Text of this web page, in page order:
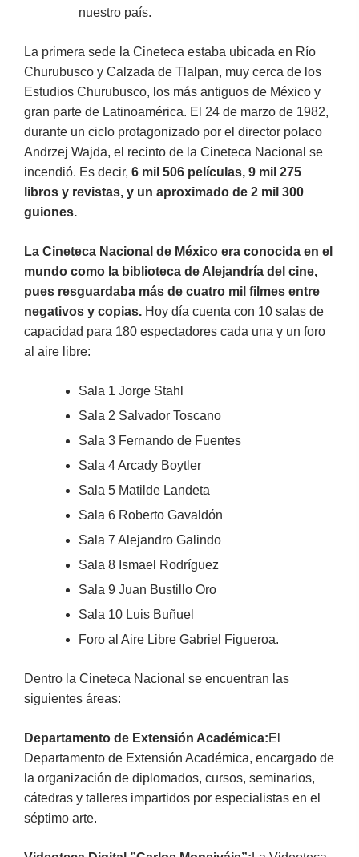
nuestro país.
La primera sede la Cineteca estaba ubicada en Río
Churubusco y Calzada de Tlalpan, muy cerca de los
Estudios Churubusco, los más antiguos de México y
gran parte de Latinoamérica. El 24 de marzo de 1982,
durante un ciclo protagonizado por el director polaco
Andrzej Wajda, el recinto de la Cineteca Nacional se
incendió. Es decir, 6 mil 506 películas, 9 mil 275
libros y revistas, y un aproximado de 2 mil 300
guiones.
La Cineteca Nacional de México era conocida en el
mundo como la biblioteca de Alejandría del cine,
pues resguardaba más de cuatro mil filmes entre
negativos y copias. Hoy día cuenta con 10 salas de
capacidad para 180 espectadores cada una y un foro
al aire libre:
Sala 1 Jorge Stahl
Sala 2 Salvador Toscano
Sala 3 Fernando de Fuentes
Sala 4 Arcady Boytler
Sala 5 Matilde Landeta
Sala 6 Roberto Gavaldón
Sala 7 Alejandro Galindo
Sala 8 Ismael Rodríguez
Sala 9 Juan Bustillo Oro
Sala 10 Luis Buñuel
Foro al Aire Libre Gabriel Figueroa.
Dentro la Cineteca Nacional se encuentran las
siguientes áreas:
Departamento de Extensión Académica:El
Departamento de Extensión Académica, encargado de
la organización de diplomados, cursos, seminarios,
cátedras y talleres impartidos por especialistas en el
séptimo arte.